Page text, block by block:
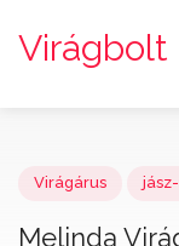
Virágbolt